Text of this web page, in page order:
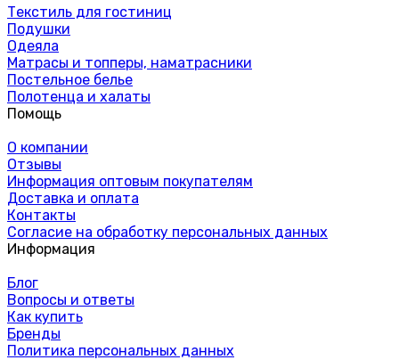
Текстиль для гостиниц
Подушки
Одеяла
Матрасы и топперы, наматрасники
Постельное белье
Полотенца и халаты
Помощь
О компании
Отзывы
Информация оптовым покупателям
Доставка и оплата
Контакты
Согласие на обработку персональных данных
Информация
Блог
Вопросы и ответы
Как купить
Бренды
Политика персональных данных